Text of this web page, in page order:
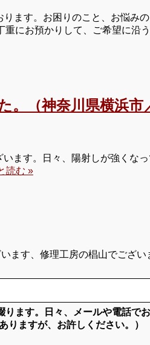
ります。お困りのこと、お悩み
にお預かりして、ご希望に沿
（神奈川県横浜市
ます。日々、陽射しが強くな
読む »
ます、修理工房の椙山でござい
ます。日々、メールや電話で
ますが、お許しください。）